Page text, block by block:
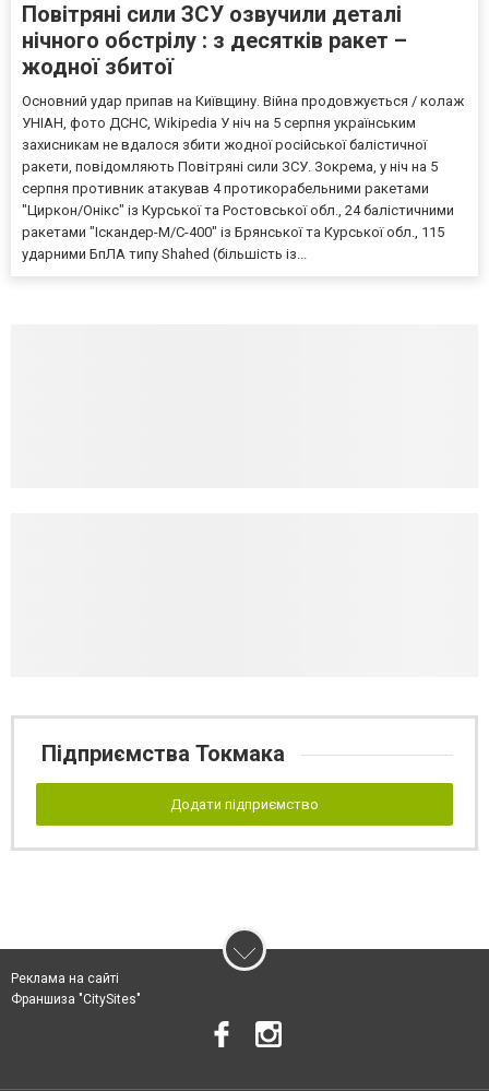
Повітряні сили ЗСУ озвучили деталі
нічного обстрілу : з десятків ракет –
жодної збитої
Основний удар припав на Київщину. Війна продовжується / колаж
УНІАН, фото ДСНС, Wikipedia У ніч на 5 серпня українським
захисникам не вдалося збити жодної російської балістичної
ракети, повідомляють Повітряні сили ЗСУ. Зокрема, у ніч на 5
серпня противник атакував 4 протикорабельними ракетами
"Циркон/Онікс" із Курської та Ростовської обл., 24 балістичними
ракетами "Іскандер-М/С-400" із Брянської та Курської обл., 115
ударними БпЛА типу Shahed (більшість із...
Підприємства Токмака
Додати підприємство
Реклама на сайті
Франшиза "CitySites"